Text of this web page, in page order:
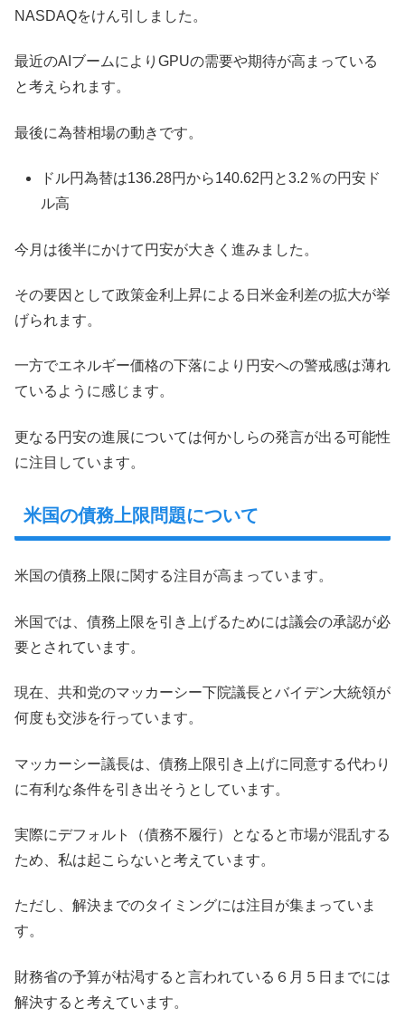
NASDAQをけん引しました。
最近のAIブームによりGPUの需要や期待が高まっている
と考えられます。
最後に為替相場の動きです。
ドル円為替は136.28円から140.62円と3.2％の円安ド
ル高
今月は後半にかけて円安が大きく進みました。
その要因として政策金利上昇による日米金利差の拡大が挙
げられます。
一方でエネルギー価格の下落により円安への警戒感は薄れ
ているように感じます。
更なる円安の進展については何かしらの発言が出る可能性
に注目しています。
米国の債務上限問題について
米国の債務上限に関する注目が高まっています。
米国では、債務上限を引き上げるためには議会の承認が必
要とされています。
現在、共和党のマッカーシー下院議長とバイデン大統領が
何度も交渉を行っています。
マッカーシー議長は、債務上限引き上げに同意する代わり
に有利な条件を引き出そうとしています。
実際にデフォルト（債務不履行）となると市場が混乱する
ため、私は起こらないと考えています。
ただし、解決までのタイミングには注目が集まっていま
す。
財務省の予算が枯渇すると言われている６月５日までには
解決すると考えています。